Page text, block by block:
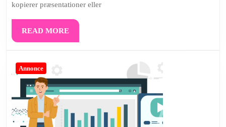
efter?
kopierer præsentationer eller
READ MOREREAD
MORE
Annonce